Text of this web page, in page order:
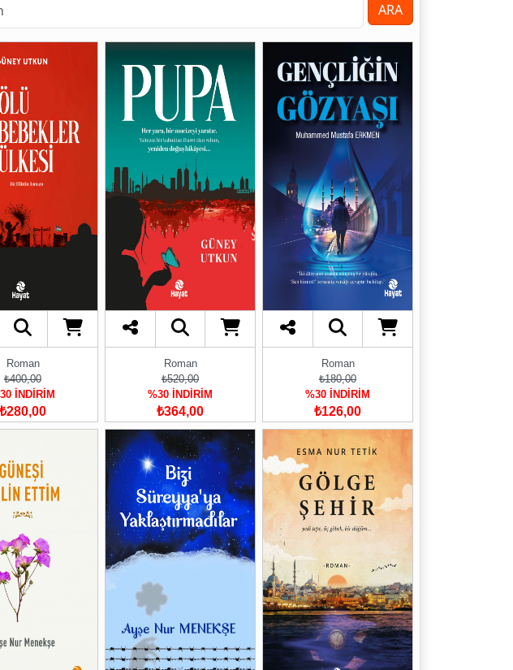
ARA
Roman
₺400,00
İNDİRİM
₺280,00
Roman
₺520,00
%30 İNDİRİM
₺364,00
Roman
₺180,00
%30 İNDİRİM
₺126,00